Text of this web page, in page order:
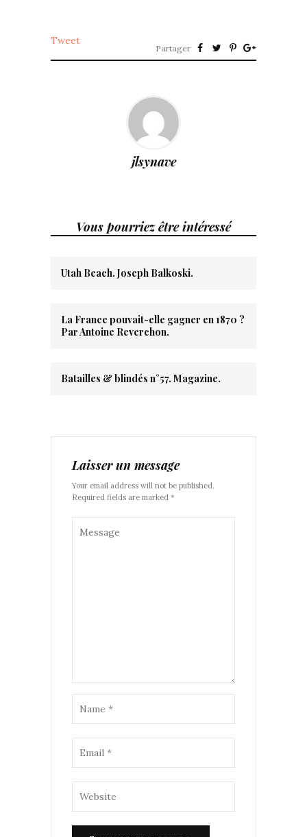
Tweet
Partager
jlsynave
Vous pourriez être intéressé
Utah Beach. Joseph Balkoski.
La France pouvait-elle gagner en 1870 ?
Par Antoine Reverchon.
Batailles & blindés n°57. Magazine.
Laisser un message
Your email address will not be published.
Required fields are marked *